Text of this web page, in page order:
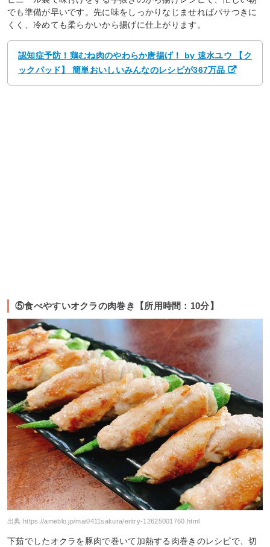
でも準備が早いです。先に味をしっかりなじませればパサつきに
くく、冷めても柔らかいから揚げに仕上がります。
認知症予防！鶏むね肉のやわらか唐揚げ！ by 速水ユウ 【ク
ックパッド】 簡単おいしいみんなのレシピが367万品
⑤食べやすいオクラの肉巻き【所用時間：10分】
出典:https://ameblo.jp/mai0411sakura/entry-12625001760.html
下茹でしたオクラを豚肉で巻いて加熱する肉巻きのレシピで、切